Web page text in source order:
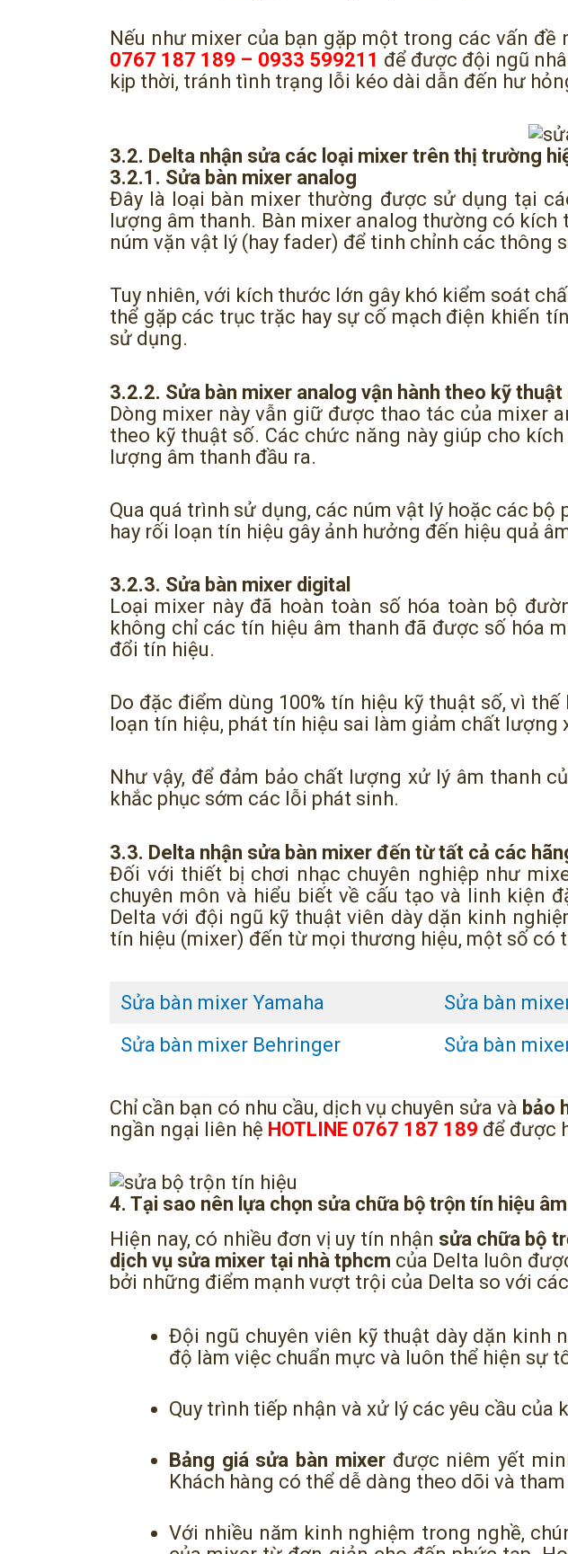
Nếu như mixer của bạn gặp một trong các vấn
0767 187 189 – 0933 599211 để được đội ngũ
kịp thời, tránh tình trạng lỗi kéo dài dẫn đến hư
3.2. Delta nhận sửa các loại mixer trên thị trường
3.2.1. Sửa bàn mixer analog
Đây là loại bàn mixer thường được sử dụng tại
lượng âm thanh. Bàn mixer analog thường có
núm vặn vật lý (hay fader) để tinh chỉnh các thông
Tuy nhiên, với kích thước lớn gây khó kiểm soát
thể gặp các trục trặc hay sự cố mạch điện khiến
sử dụng.
3.2.2. Sửa bàn mixer analog vận hành theo kỹ thuật
Dòng mixer này vẫn giữ được thao tác của mixer
theo kỹ thuật số. Các chức năng này giúp cho
lượng âm thanh đầu ra.
Qua quá trình sử dụng, các núm vật lý hoặc các
hay rối loạn tín hiệu gây ảnh hưởng đến hiệu quả
3.2.3. Sửa bàn mixer digital
Loại mixer này đã hoàn toàn số hóa toàn bộ
không chỉ các tín hiệu âm thanh đã được số hóa
đổi tín hiệu.
Do đặc điểm dùng 100% tín hiệu kỹ thuật số, vì
loạn tín hiệu, phát tín hiệu sai làm giảm chất lượng
Như vậy, để đảm bảo chất lượng xử lý âm thanh
khắc phục sớm các lỗi phát sinh.
3.3. Delta nhận sửa bàn mixer đến từ tất cả các
Đối với thiết bị chơi nhạc chuyên nghiệp như
chuyên môn và hiểu biết về cấu tạo và linh kiện
Delta với đội ngũ kỹ thuật viên dày dặn kinh
tín hiệu (mixer) đến từ mọi thương hiệu, một số có
Sửa bàn mixer Yamaha Sửa bàn
Sửa bàn mixer Behringer
Sửa bàn
Chỉ cần bạn có nhu cầu, dịch vụ chuyên sửa và bảo
ngần ngại liên hệ HOTLINE 0767 187 189 để được
4. Tại sao nên lựa chọn sửa chữa bộ trộn tín hiệu
Hiện nay, có nhiều đơn vị uy tín nhận sửa chữa bộ
dịch vụ sửa mixer tại nhà tphcm của Delta luôn
bởi những điểm mạnh vượt trội của Delta so với
Đội ngũ chuyên viên kỹ thuật dày dặn kinh
độ làm việc chuẩn mực và luôn thể hiện sự
Quy trình tiếp nhận và xử lý các yêu cầu
Bảng giá sửa bàn mixerđược niêm yết
Khách hàng có thể dễ dàng theo dõi và
Với nhiều năm kinh nghiệm trong nghề,